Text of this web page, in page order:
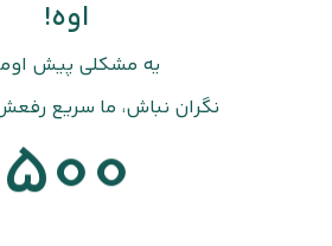
اوه!
یه مشکلی پیش
نگران نباش، ما سریع
500